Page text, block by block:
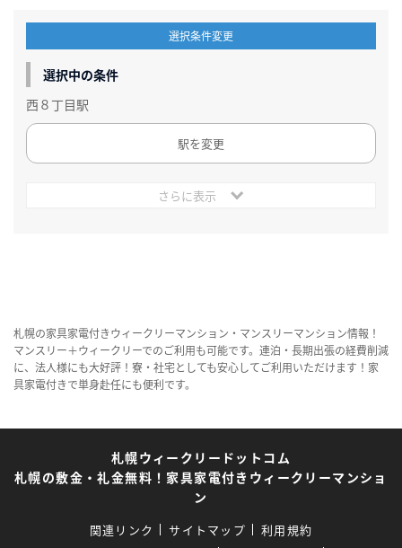
選択条件変更
選択中の条件
西８丁目駅
駅を変更
さらに表示
札幌の家具家電付きウィークリーマンション・マンスリーマンション情報！
マンスリー＋ウィークリーでのご利用も可能です。連泊・長期出張の経費削減
に、法人様にも大好評！寮・社宅としても安心してご利用いただけます！家
具家電付きで単身赴任にも便利です。
札幌ウィークリードットコム
札幌の敷金・礼金無料！家具家電付きウィークリーマンショ
ン
関連リンク サイトマップ
利用規約